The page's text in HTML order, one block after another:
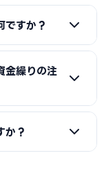
目について両方
計画は事前に専門
（直近2期分）、
等）も求められ
チェックを代行
ですか？
と、②課題・解
③事業の革新性と
画書ほど高く評
的に支援します。
金繰りの注
。採択後にいっ
か？